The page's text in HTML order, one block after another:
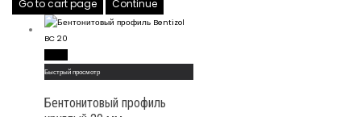
Go to cart page Continue
Быстрый просмотр
Бентонитовый профиль